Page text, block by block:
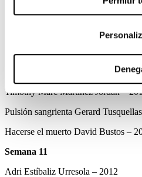
Bus story Jorge Yúdice – 2016
Benidorm 2017 Clàudia Costafreda
Rocco Gerard Nogueira – 2017
Timothy Marc Martínez Jordan –
Pulsión sangrienta Gerard
Hacerse el muerto David Bustos –
Semana 11
Adri Estíbaliz Urresola – 2012